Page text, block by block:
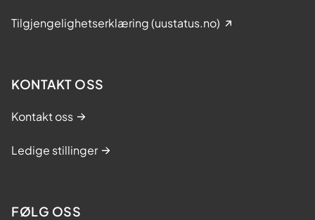
Tilgjengelighetserklæring (uustatus.no)
KONTAKT OSS
Kontakt oss
Ledige stillinger
FØLG OSS